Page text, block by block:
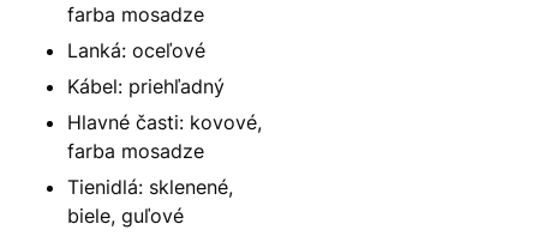
farba mosadze
Lanká: oceľové
Kábel: priehľadný
Hlavné časti: kovové,
farba mosadze
Tienidlá: sklenené,
biele, guľové